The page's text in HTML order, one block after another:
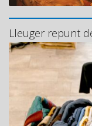
Lleuger repunt